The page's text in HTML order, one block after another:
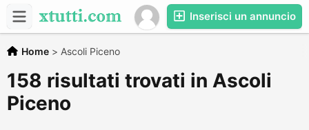
Inserisci un annuncio
Home > Ascoli Piceno
158 risultati trovati in Ascoli
Piceno